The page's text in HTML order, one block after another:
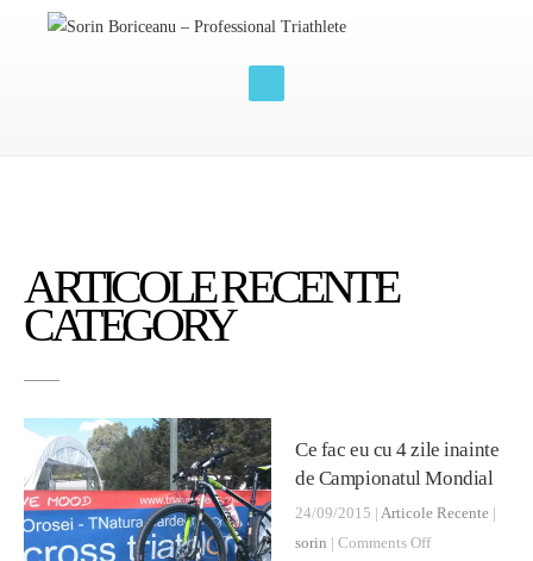
ARTICOLE RECENTE
CATEGORY
Ce fac eu cu 4 zile inainte
de Campionatul Mondial
24/09/2015 | Articole Recente
sorin
Comments Offon